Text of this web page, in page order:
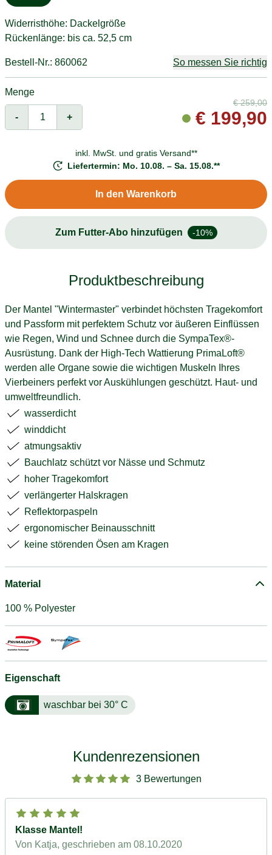
Widerristhöhe: Dackelgröße
Rückenlänge: bis ca. 52,5 cm
Bestell-Nr.: 860062 So messen Sie richtig
Menge
- +
€259,00
€ 199,90
inkl. MwSt. und gratis Versand**
Liefertermin: Mo. 10.08. – Sa. 15.08.**
In den Warenkorb
Zum Futter-Abo hinzufügen -10%
Produktbeschreibung
Der Mantel "Wintermaster" verbindet höchsten Tragekomfort
und Passform mit perfektem Schutz vor äußeren Einflüssen
wie Regen, Wind und Schnee durch die SympaTex®-
Ausrüstung. Dank der High-Tech Wattierung PrimaLoft®
werden alle Organe sowie die wichtigen Muskeln Ihres
Vierbeiners perfekt vor Auskühlungen geschützt. Haut- und
umweltfreundlich.
wasserdicht
winddicht
atmungsaktiv
Bauchlatz schützt vor Nässe und Schmutz
hoher Tragekomfort
verlängerter Halskragen
Reflektorpaspeln
ergonomischer Beinausschnitt
keine störenden Ösen am Kragen
Material
100 % Polyester
Eigenschaft
waschbar bei 30° C
Kundenrezensionen
3 Bewertungen
Klasse Mantel!
Von Katja, geschrieben am 08.10.2020